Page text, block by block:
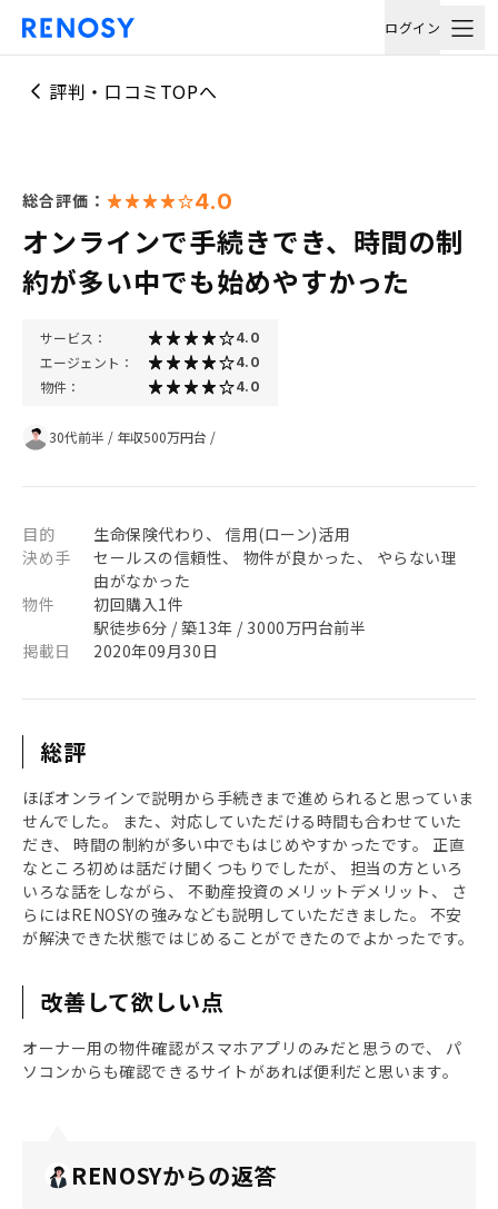
ログイン
評判・口コミTOPへ
総合評価： 4.0
オンラインで手続きでき、時間の制
約が多い中でも始めやすかった
サービス： 4.0
エージェント： 4.0
物件： 4.0
30代前半 / 年収500万円台 /
目的
生命保険代わり、 信用(ローン)活用
決め手
セールスの信頼性、 物件が良かった、 やらない理
由がなかった
物件
初回購入1件
駅徒歩6分 / 築13年 / 3000万円台前半
掲載日
2020年09月30日
総評
ほぼオンラインで説明から手続きまで進められると思っていま
せんでした。 また、対応していただける時間も合わせていた
だき、 時間の制約が多い中でもはじめやすかったです。 正直
なところ初めは話だけ聞くつもりでしたが、 担当の方といろ
いろな話をしながら、 不動産投資のメリットデメリット、 さ
らにはRENOSYの強みなども説明していただきました。 不安
が解決できた状態ではじめることができたのでよかったです。
改善して欲しい点
オーナー用の物件確認がスマホアプリのみだと思うので、 パ
ソコンからも確認できるサイトがあれば便利だと思います。
RENOSYからの返答